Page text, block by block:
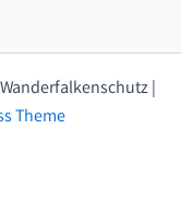
|
Theme